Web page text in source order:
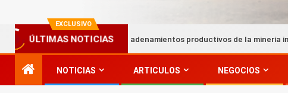
EXCLUSIVO
ÚLTIMAS NOTICIAS
Encadenamientos productivos de la minería impulsan hasta el
NOTICIAS ARTICULOS NEGOCIOS